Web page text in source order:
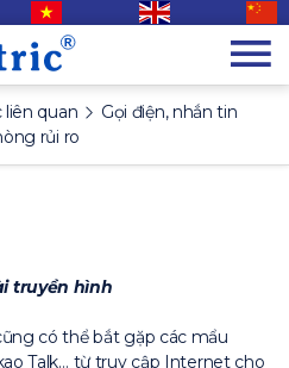
liên quan
Gọi điện, nhắn tin
rủi ro
truyền hình
có thể bắt gặp các mẩu
Talk… từ truy cập Internet cho